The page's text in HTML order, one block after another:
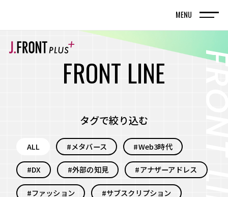
MENU
TOP トップページ
SPECIAL EDITION 特集記事
百貨店が街の新しい風景を編んでいく。神戸旧居
留地で体現する、共創型まちづくりの実践
FRONT LINE
タグで絞り込む
ALL #メタバース #Web3時代
#DX #外部の知見 #アナザーアドレス
#ファッション #サブスクリプション